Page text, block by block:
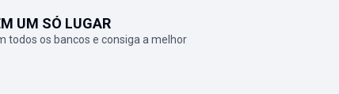
UM SÓ LUGAR
todos os bancos e consiga a melhor